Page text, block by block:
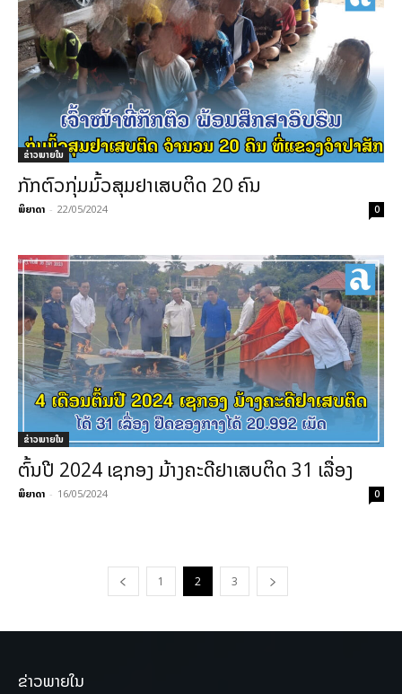
ຂ່າວພາຍ​ໃນ
ກັກຕົວກຸ່ມມົ້ວສຸມຢາເສບຕິດ 20 ຄົນ
ພິຍາດາ - 22/05/2024 0
ຂ່າວພາຍ​ໃນ
ຕົ້ນປີ 2024 ເຊກອງ ມ້າງຄະດີຢາເສບຕິດ 31 ເລື່ອງ
ພິຍາດາ - 16/05/2024 0
1 2 3
ຂ່າວພາຍໃນ